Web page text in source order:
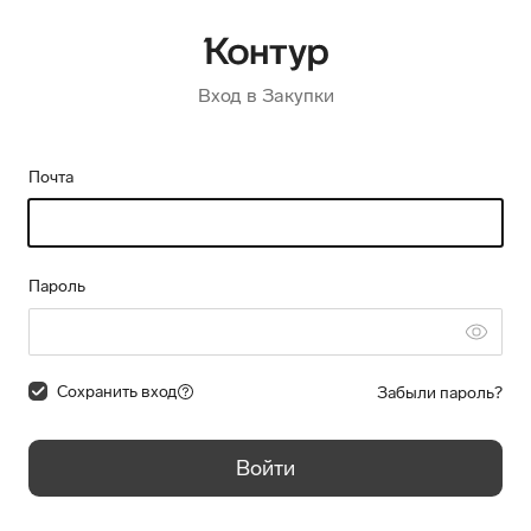
Вход в Закупки
Почта
Пароль
Сохранить вход Забыли пароль?
Войти